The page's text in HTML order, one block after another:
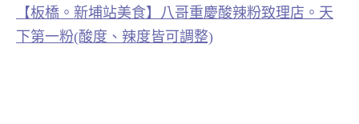
【板橋。新埔站美食】八哥重慶酸辣粉致理店。天
下第一粉(酸度、辣度皆可調整)